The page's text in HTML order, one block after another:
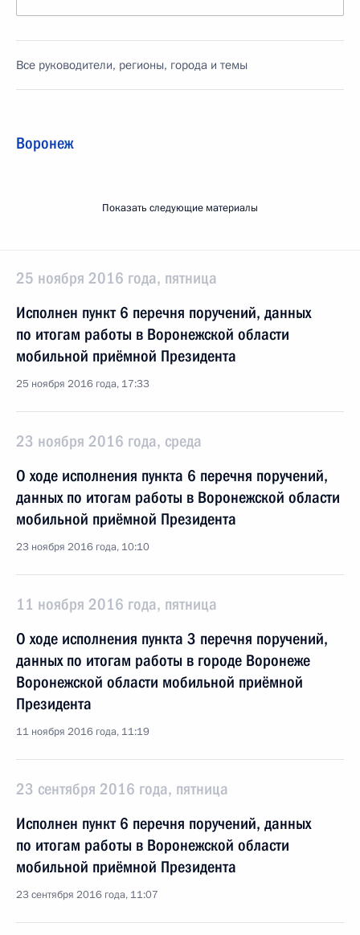
Все руководители, регионы, города и темы
Воронеж
Показать следующие материалы
25 ноября 2016 года, пятница
Исполнен пункт 6 перечня поручений, данных
по итогам работы в Воронежской области
мобильной приёмной Президента
25 ноября 2016 года, 17:33
23 ноября 2016 года, среда
О ходе исполнения пункта 6 перечня поручений,
данных по итогам работы в Воронежской области
мобильной приёмной Президента
23 ноября 2016 года, 10:10
11 ноября 2016 года, пятница
О ходе исполнения пункта 3 перечня поручений,
данных по итогам работы в городе Воронеже
Воронежской области мобильной приёмной
Президента
11 ноября 2016 года, 11:19
23 сентября 2016 года, пятница
Исполнен пункт 6 перечня поручений, данных
по итогам работы в Воронежской области
мобильной приёмной Президента
23 сентября 2016 года, 11:07